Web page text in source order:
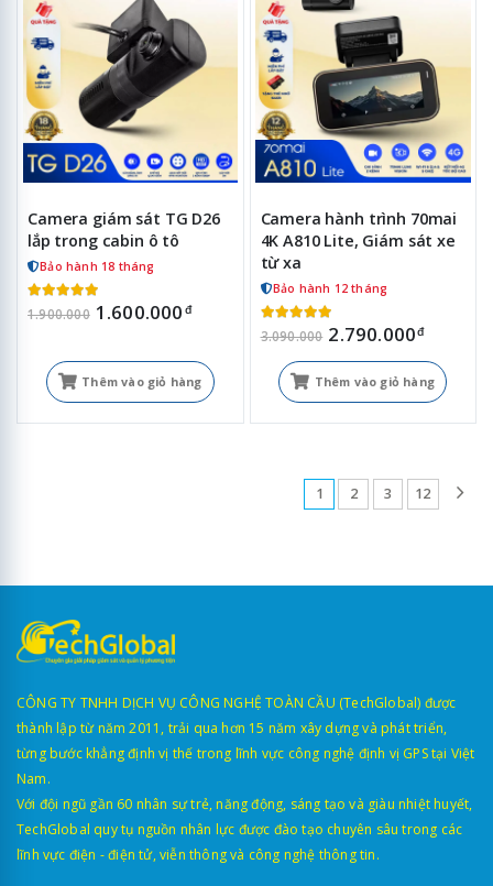
Camera giám sát TG D26
lắp trong cabin ô tô
Bảo hành 18 tháng
1.900.000 1.600.000 đ
Thêm vào giỏ hàng
Camera hành trình 70mai
4K A810 Lite, Giám sát xe
từ xa
Bảo hành 12 tháng
3.090.000 2.790.000đ
Thêm vào giỏ hàng
1 2 3 12
CÔNG TY TNHH DỊCH VỤ CÔNG NGHỆ TOÀN CẦU (TechGlobal) được
thành lập từ năm 2011, trải qua hơn 15 năm xây dựng và phát triển,
từng bước khẳng định vị thế trong lĩnh vực công nghệ định vị GPS tại Việt
Nam.
Với đội ngũ gần 60 nhân sự trẻ, năng động, sáng tạo và giàu nhiệt huyết,
TechGlobal quy tụ nguồn nhân lực được đào tạo chuyên sâu trong các
lĩnh vực điện - điện tử, viễn thông và công nghệ thông tin.